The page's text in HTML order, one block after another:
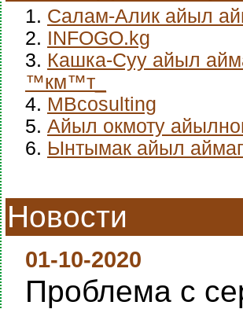
1. Салам-Алик айыл
2. INFOGO.kg
3. Кашка-Суу айыл
™км™т_
4. MBcosulting
5. Айыл окмоту
6. Ынтымак айыл
Новости
01-10-2020
Проблема с